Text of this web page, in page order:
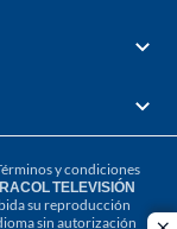
y condiciones
TELEVISIÓN
su reproducción
sin autorización